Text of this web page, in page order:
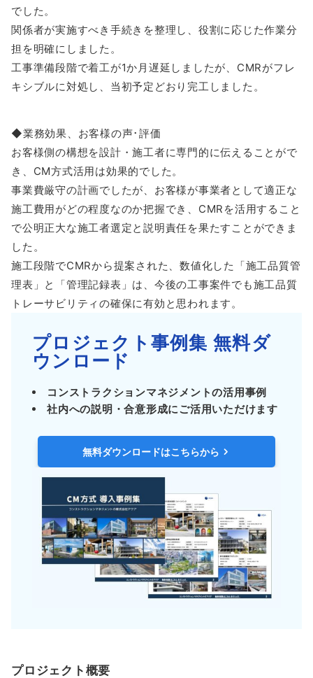
でした。
関係者が実施すべき手続きを整理し、役割に応じた作業分
担を明確にしました。
工事準備段階で着工が1か月遅延しましたが、CMRがフレ
キシブルに対処し、当初予定どおり完工しました。
◆業務効果、お客様の声･評価
お客様側の構想を設計・施工者に専門的に伝えることがで
き、CM方式活用は効果的でした。
事業費厳守の計画でしたが、お客様が事業者として適正な
施工費用がどの程度なのか把握でき、CMRを活用すること
で公明正大な施工者選定と説明責任を果たすことができま
した。
施工段階でCMRから提案された、数値化した「施工品質管
理表」と「管理記録表」は、今後の工事案件でも施工品質
トレーサビリティの確保に有効と思われます。
プロジェクト事例集 無料ダ
ウンロード
コンストラクションマネジメントの活用事例
社内への説明・合意形成にご活用いただけます
無料ダウンロードはこちらから
プロジェクト概要